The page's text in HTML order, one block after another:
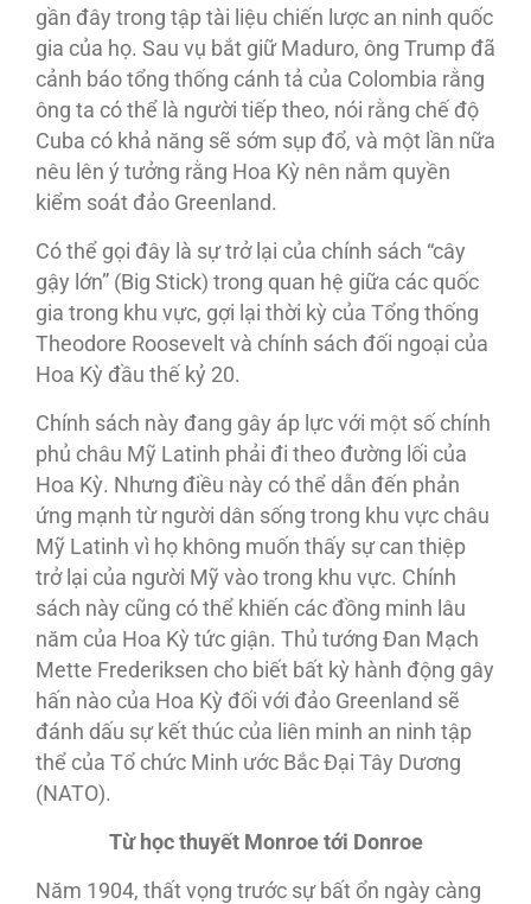
gần đây trong tập tài liệu chiến lược an ninh quốc
gia của họ. Sau vụ bắt giữ Maduro, ông Trump đã
cảnh báo tổng thống cánh tả của Colombia rằng
ông ta có thể là người tiếp theo, nói rằng chế độ
Cuba có khả năng sẽ sớm sụp đổ, và một lần nữa
nêu lên ý tưởng rằng Hoa Kỳ nên nắm quyền
kiểm soát đảo Greenland.
Có thể gọi đây là sự trở lại của chính sách “cây
gậy lớn” (Big Stick) trong quan hệ giữa các quốc
gia trong khu vực, gợi lại thời kỳ của Tổng thống
Theodore Roosevelt và chính sách đối ngoại của
Hoa Kỳ đầu thế kỷ 20.
Chính sách này đang gây áp lực với một số chính
phủ châu Mỹ Latinh phải đi theo đường lối của
Hoa Kỳ. Nhưng điều này có thể dẫn đến phản
ứng mạnh từ người dân sống trong khu vực châu
Mỹ Latinh vì họ không muốn thấy sự can thiệp
trở lại của người Mỹ vào trong khu vực. Chính
sách này cũng có thể khiến các đồng minh lâu
năm của Hoa Kỳ tức giận. Thủ tướng Đan Mạch
Mette Frederiksen cho biết bất kỳ hành động gây
hấn nào của Hoa Kỳ đối với đảo Greenland sẽ
đánh dấu sự kết thúc của liên minh an ninh tập
thể của Tổ chức Minh ước Bắc Đại Tây Dương
(NATO).
Từ học thuyết Monroe tới Donroe
Năm 1904, thất vọng trước sự bất ổn ngày càng